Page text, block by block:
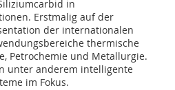
in
Erstmalig auf der
der internationalen
thermische
Petrochemie und Metallurgie.
unter anderem intelligente
im Fokus.